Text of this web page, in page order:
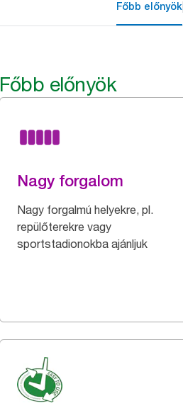
Főbb előnyök
Főbb előnyök
Nagy forgalom
Nagy forgalmú helyekre, pl.
repülőterekre vagy
sportstadionokba ajánljuk